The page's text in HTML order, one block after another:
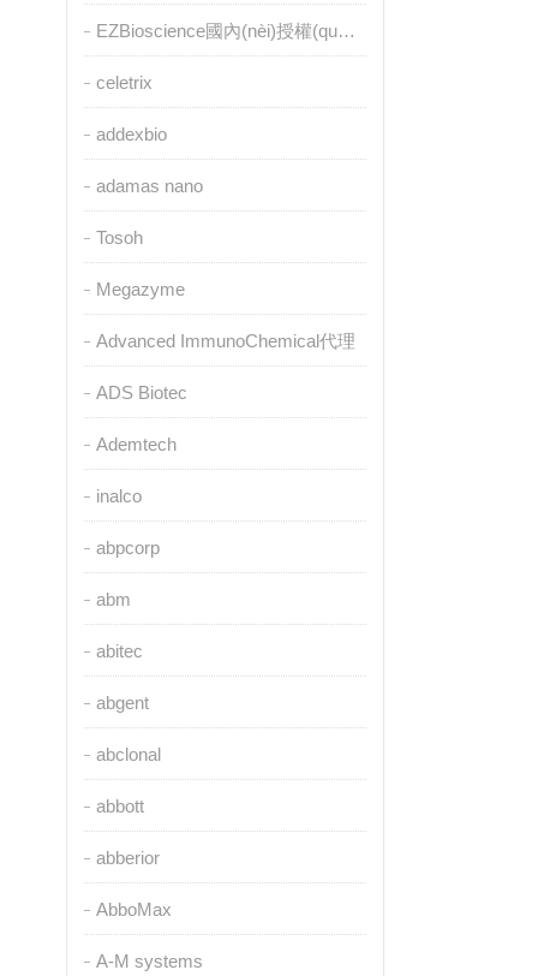
EZBioscience國內(nèi)授權(quán)代理
celetrix
addexbio
adamas nano
Tosoh
Megazyme
Advanced ImmunoChemical代理
ADS Biotec
Ademtech
inalco
abpcorp
abm
abitec
abgent
abclonal
abbott
abberior
AbboMax
A-M systems